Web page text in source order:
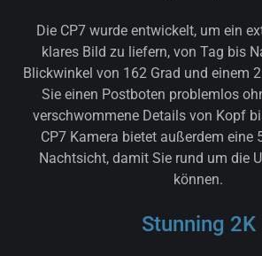
Die CP7 wurde entwickelt, um ein
klares Bild zu liefern, von Tag bis
Blickwinkel von 162 Grad und einem
Sie einen Postboten problemlos
verschwommene Details von Kopf
CP7 Kamera bietet außerdem eine
Nachtsicht, damit Sie rund um die
können.
Stunning 2K